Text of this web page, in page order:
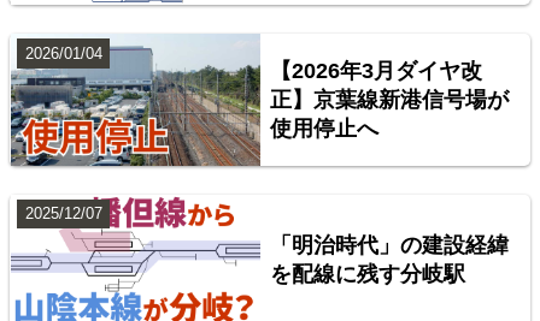
総武本線
7
【2026年3月ダイヤ改
正】京葉線新港信号場が
使用停止へ
2026/01/04
「明治時代」の建設経緯
を配線に残す分岐駅
2025/12/07